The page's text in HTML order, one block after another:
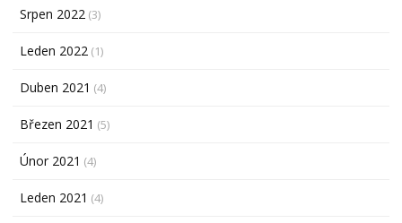
Srpen 2022 (3)
Leden 2022 (1)
Duben 2021 (4)
Březen 2021 (5)
Únor 2021 (4)
Leden 2021 (4)